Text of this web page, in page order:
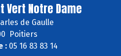
Vert Notre Dame
de Gaulle
Poitiers
: 05 16 83 83 14